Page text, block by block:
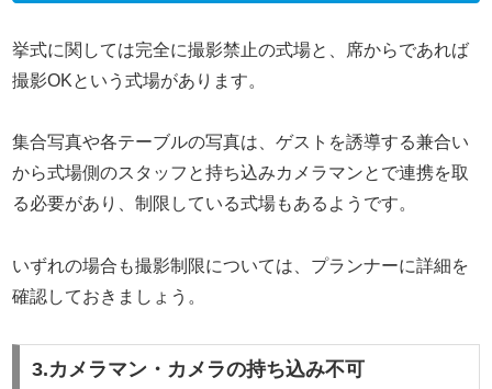
挙式に関しては完全に撮影禁止の式場と、席からであれば
撮影OKという式場があります。
集合写真や各テーブルの写真は、ゲストを誘導する兼合い
から式場側のスタッフと持ち込みカメラマンとで連携を取
る必要があり、制限している式場もあるようです。
いずれの場合も撮影制限については、プランナーに詳細を
確認しておきましょう。
3.カメラマン・カメラの持ち込み不可